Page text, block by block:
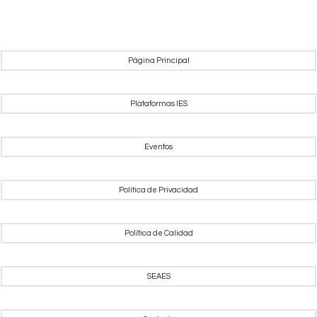
Página Principal
Plataformas IES
Eventos
Política de Privacidad
Política de Calidad
SEAES